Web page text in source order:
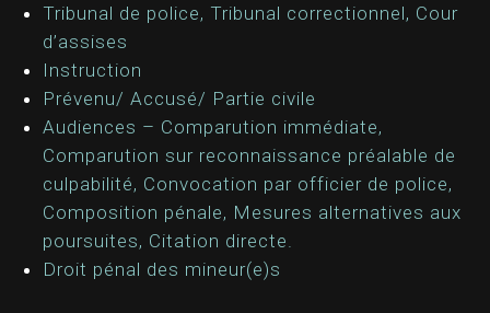
Tribunal de police, Tribunal correctionnel, Cour
d’assises
Instruction
Prévenu/ Accusé/ Partie civile
Audiences – Comparution immédiate,
Comparution sur reconnaissance préalable de
culpabilité, Convocation par officier de police,
Composition pénale, Mesures alternatives aux
poursuites, Citation directe.
Droit pénal des mineur(e)s